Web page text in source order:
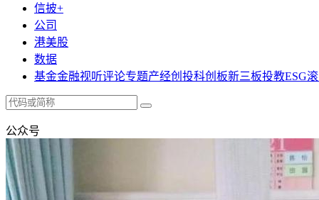
信披+
公司
港美股
数据
基金金融视听评论专题产经创投科创板新三板投教ESG
公众号